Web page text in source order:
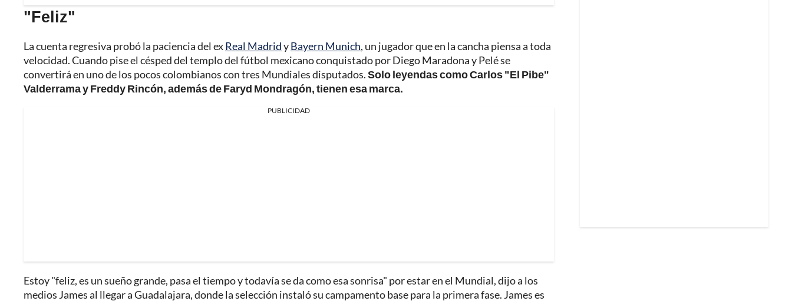
"Feliz"
La cuenta regresiva probó la paciencia del exReal MadridyBayern Munich, un jugador que en la cancha piensa a toda
velocidad. Cuando pise el césped del templo del fútbol mexicano conquistado por Diego Maradona y Pelé se
convertirá en uno de los pocos colombianos con tres Mundiales disputados.Solo leyendas como Carlos "El Pibe"
Valderrama y Freddy Rincón, además de Faryd Mondragón, tienen esa marca.
PUBLICIDAD
Estoy "feliz, es un sueño grande, pasa el tiempo y todavía se da como esa sonrisa" por estar en el Mundial, dijo a los
medios James al llegar a Guadalajara, donde la selección instaló su campamento base para la primera fase. James es